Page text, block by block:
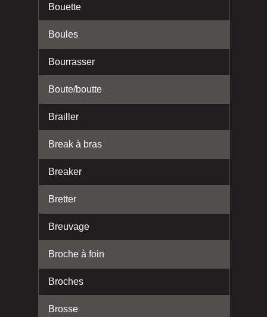
Bouette
Boules
Bourrasser
Boute/boutte
Brailler
Break à bras
Breaker
Bretter
Breuvage
Broche à foin
Broches
Brosse